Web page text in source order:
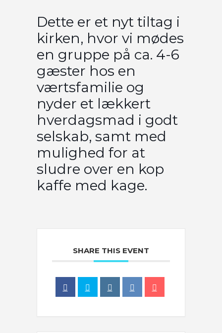
Dette er et nyt tiltag i
kirken, hvor vi mødes
en gruppe på ca. 4-6
gæster hos en
værtsfamilie og
nyder et lækkert
hverdagsmad i godt
selskab, samt med
mulighed for at
sludre over en kop
kaffe med kage.
SHARE THIS EVENT